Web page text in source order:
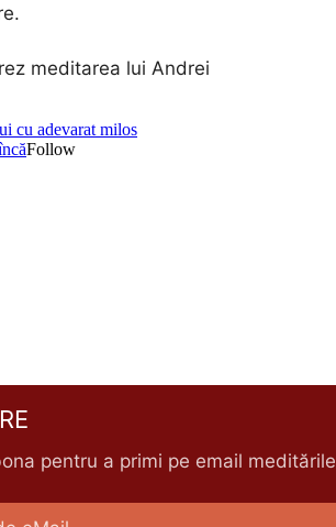
meditarea lui Andrei
pentru a primi pe email